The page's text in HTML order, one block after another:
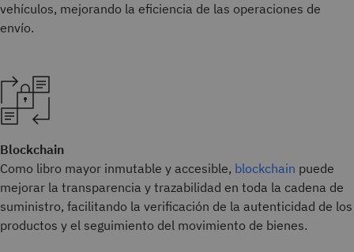
vehículos, mejorando la eficiencia de las operaciones de
envío.
Blockchain
Como libro mayor inmutable y accesible, blockchain puede
mejorar la transparencia y trazabilidad en toda la cadena de
suministro, facilitando la verificación de la autenticidad de los
productos y el seguimiento del movimiento de bienes.